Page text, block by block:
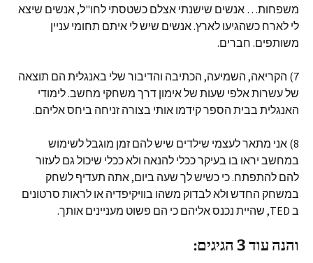
משפחות… אנשים שישנתי אצלם כשטסתי לחו"ל, אנשים שיצא
לי לארח כשהגיעו לארץ. אנשים שיש לי איתם תחומי עניין
משותפים. חברים.
7) הקריאה, השמיעה, הכתיבה והדיבור שלי באנגלית הם תוצאה
של עשרות אלפי שעות של אימון דרך משחקי מחשב. לימודי
האנגלית בבית הספר קידמו אותי בצורה זניחה ביחס אליהם.
8) אני מתאר לעצמי שילדים שיש להם זמן מוגבל לשימוש
במחשב יראו בו בעיקר ככלי להנאה ולא ככלי שיכול גם לעזור
להם להתפתח. כי כשיש לך שעה ביום, אתה תעדיף לשחק
במשחק החדש ולא לבדוק משהו בוויקיפדיה או לראות סרטונים
ב TED, שהיית נכנס אליהם כי הם פשוט מעניינים אותך.
והנה עוד 3 הגיגים: